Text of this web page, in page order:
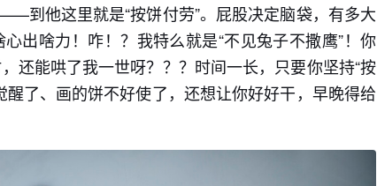
到他这里就是“按饼付劳”。屁股决定脑袋，有多大
出啥力！咋！？我特么就是“不见兔子不撒鹰”！你
还能哄了我一世呀？？？时间一长，只要你坚持“按
了、画的饼不好使了，还想让你好好干，早晚得给